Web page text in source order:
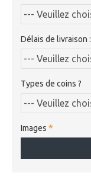
Délais de livraison :
Types de coins ?
Images